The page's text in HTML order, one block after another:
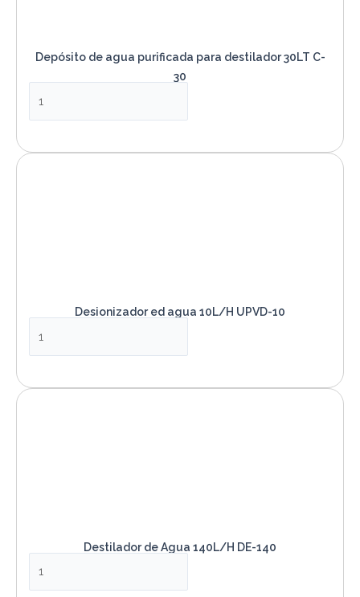
Depósito de agua purificada para destilador 30LT C-
30
Desionizador ed agua 10L/H UPVD-10
Destilador de Agua 140L/H DE-140